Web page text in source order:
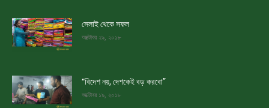
সেলাই থেকে সফল
অক্টোবর ২৯, ২০১৮
“বিদেশ নয়, দেশকেই বড় করবো”
অক্টোবর ১৯, ২০১৮